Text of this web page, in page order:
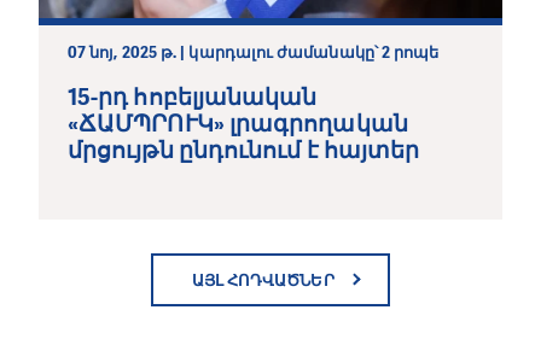
07 նոյ, 2025 թ. | կարդալու ժամանակը՝ 2 րոպե
15-րդ հոբելյանական
«ՃԱՄՊՐՈՒԿ» լրագրողական
մրցույթն ընդունում է հայտեր
ԱՅԼ ՀՈԴՎԱԾՆԵՐ